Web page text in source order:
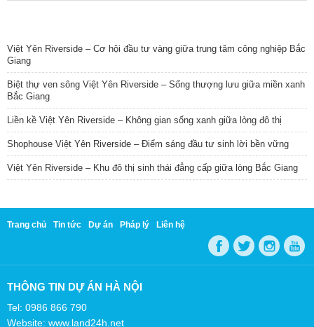
Việt Yên Riverside – Cơ hội đầu tư vàng giữa trung tâm công nghiệp Bắc
Giang
Biệt thự ven sông Việt Yên Riverside – Sống thượng lưu giữa miền xanh
Bắc Giang
Liền kề Việt Yên Riverside – Không gian sống xanh giữa lòng đô thị
Shophouse Việt Yên Riverside – Điểm sáng đầu tư sinh lời bền vững
Việt Yên Riverside – Khu đô thị sinh thái đẳng cấp giữa lòng Bắc Giang
Trang chủ Tin tức Dự án Pháp lý Liên hệ
THÔNG TIN DỰ ÁN HÀ NỘI
Tel: 0986 866 790
Website: www.land24h.net